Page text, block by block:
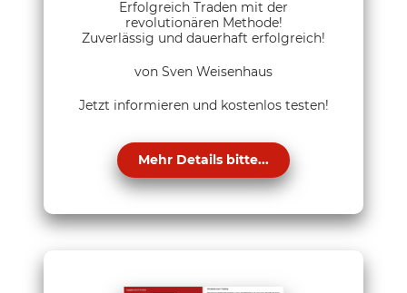
Erfolgreich Traden mit der
revolutionären Methode!
Zuverlässig und dauerhaft erfolgreich!
von Sven Weisenhaus
Jetzt informieren und kostenlos testen!
Mehr Details bitte...